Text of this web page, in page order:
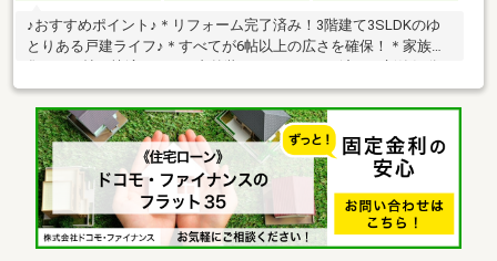
♪おすすめポイント♪＊リフォーム完了済み！3階建て3SLDKのゆ
とりある戸建ライフ♪＊すべてが6帖以上の広さを確保！＊家族が
でそのまま気持ちよく新生活をスタートできます◆◇物件探し・
資金計画でお悩みの方へ◇◆横浜市の不動産なら当社ＫＩＺＵＮ
Ａまでお問い合わせ下さい。ＳＵＵＭＯや他サイトには公開して
いない未公開物件や販売予定物件も多数ご紹介中！資金計画にお
悩みの方にはファイナンシャルプランナーによる無料相談会を承
ります。物件ご購入後もＦＰによる生涯無料相談付きで家計のア
フターフォローもお任せください！